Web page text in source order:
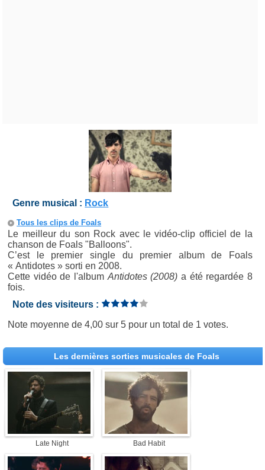
Genre musical : Rock
Tous les clips de Foals
Le meilleur du son Rock avec le vidéo-clip officiel de la
chanson de Foals "Balloons".
C’est le premier single du premier album de Foals
« Antidotes » sorti en 2008.
Cette vidéo de l'album Antidotes (2008) a été regardée 8
fois.
Note des visiteurs :
Note moyenne de4,00 sur5 pour un total de 1 votes.
Les dernières sorties musicales de Foals
Late Night Bad Habit